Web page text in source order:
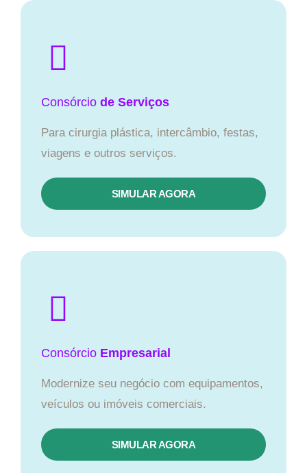
Consórcio de Serviços
Para cirurgia plástica, intercâmbio, festas,
viagens e outros serviços.
SIMULAR AGORA
Consórcio Empresarial
Modernize seu negócio com equipamentos,
veículos ou imóveis comerciais.
SIMULAR AGORA